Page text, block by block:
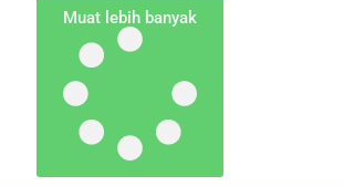
Muat lebih banyak